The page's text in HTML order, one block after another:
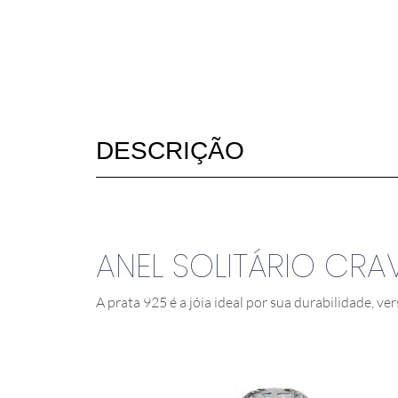
DESCRIÇÃO
ANEL SOLITÁRIO
A prata 925 é a jóia ideal por sua durabilidade,